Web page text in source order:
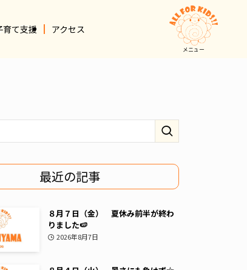
育て支援 アクセス
メニュー
最近の記事
８月７日（金） 夏休み前半が終わ
りました🍉
2026年8月7日